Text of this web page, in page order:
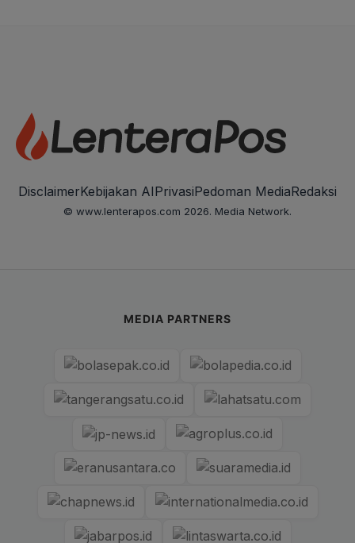
DisclaimerKebijakan AIPrivasiPedoman MediaRedaksi
© www.lenterapos.com 2026. Media Network.
MEDIA PARTNERS